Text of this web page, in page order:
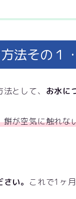
法その１
として、 お水に
が空気に触れ
い。 これで1ヶ